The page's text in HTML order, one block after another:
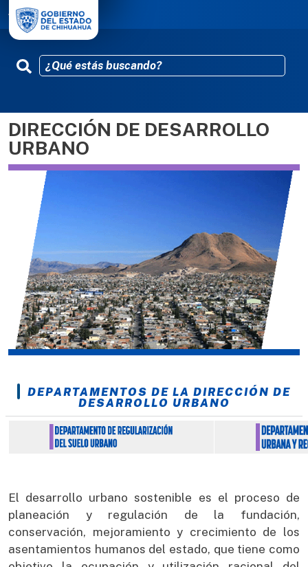
Pasar al contenido principal
DIRECCIÓN DE DESARROLLO
URBANO
DEPARTAMENTOS DE LA DIRECCIÓN DE
DESARROLLO URBANO
El desarrollo urbano sostenible es el proceso de
planeación y regulación de la fundación,
conservación, mejoramiento y crecimiento de los
asentamientos humanos del estado, que tiene como